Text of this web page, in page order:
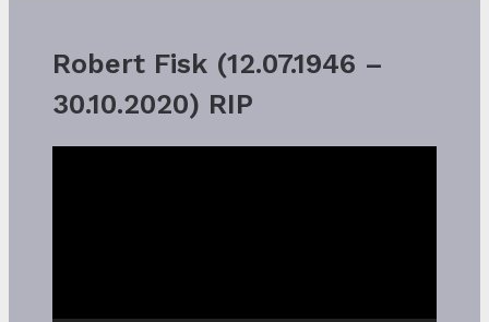
Robert Fisk (12.07.1946 –
30.10.2020) RIP